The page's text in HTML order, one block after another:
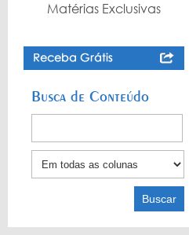
Matérias Exclusivas
Busca de Conteúdo